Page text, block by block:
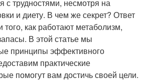
с трудностями, несмотря на
и диету. В чем же секрет? Ответ
того, как работают метаболизм,
В этой статье мы
принципы эффективного
практические
помогут вам достичь своей цели.